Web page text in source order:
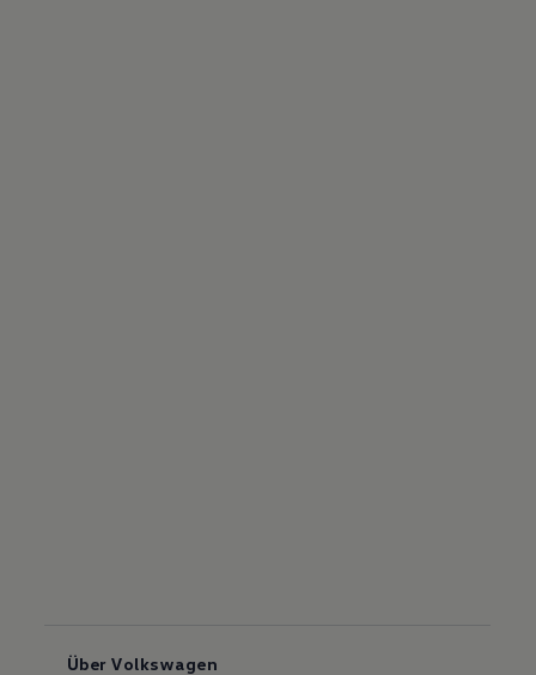
Über Volkswagen